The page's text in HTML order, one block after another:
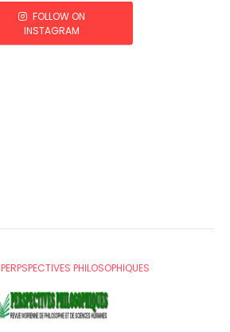
FOLLOW ON
INSTAGRAM
PERPSPECTIVES PHILOSOPHIQUES